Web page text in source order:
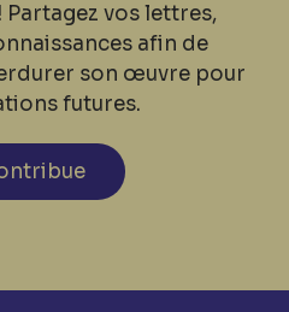
Partagez vos lettres,
afin de
son œuvre pour
futures.